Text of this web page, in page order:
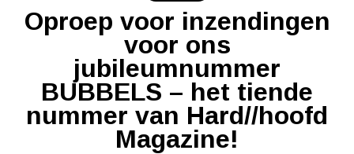
Oproep voor inzendingen
voor ons
jubileumnummer
BUBBELS – het tiende
nummer van Hard//hoofd
Magazine!